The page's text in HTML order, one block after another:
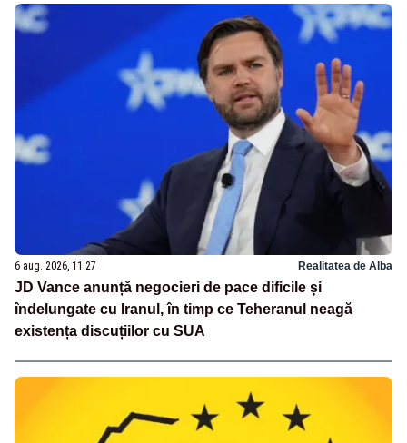
6 aug. 2026, 11:27 Realitatea de Alba
JD Vance anunță negocieri de pace dificile și
îndelungate cu Iranul, în timp ce Teheranul neagă
existența discuțiilor cu SUA